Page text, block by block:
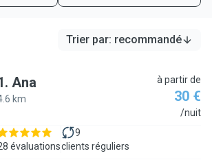
Trier par: recommandé
. Ana
km
à partir de
30 €
/nuit
évaluations
9
clients réguliers